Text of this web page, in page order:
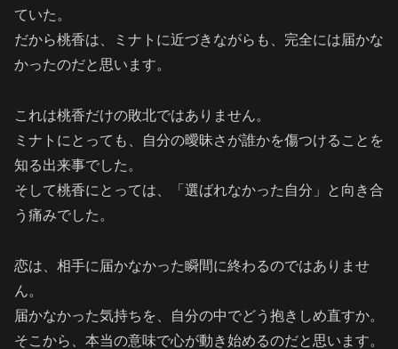
ていた。
だから桃香は、ミナトに近づきながらも、完全には届かな
かったのだと思います。
これは桃香だけの敗北ではありません。
ミナトにとっても、自分の曖昧さが誰かを傷つけることを
知る出来事でした。
そして桃香にとっては、「選ばれなかった自分」と向き合
う痛みでした。
恋は、相手に届かなかった瞬間に終わるのではありませ
ん。
届かなかった気持ちを、自分の中でどう抱きしめ直すか。
そこから、本当の意味で心が動き始めるのだと思います。